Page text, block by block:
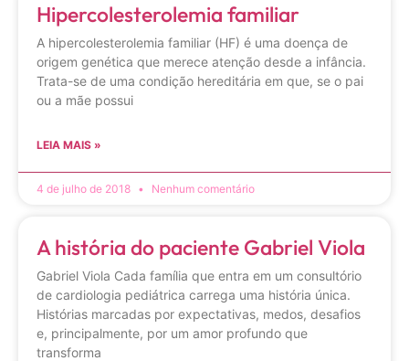
Hipercolesterolemia familiar
A hipercolesterolemia familiar (HF) é uma doença de
origem genética que merece atenção desde a infância.
Trata-se de uma condição hereditária em que, se o pai
ou a mãe possui
LEIA MAIS »
4 de julho de 2018 Nenhum comentário
A história do paciente Gabriel Viola
Gabriel Viola Cada família que entra em um consultório
de cardiologia pediátrica carrega uma história única.
Histórias marcadas por expectativas, medos, desafios
e, principalmente, por um amor profundo que
transforma